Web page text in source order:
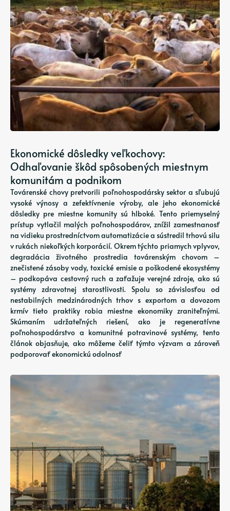
Ekonomické dôsledky veľkochovy:
Odhaľovanie škôd spôsobených miestnym
komunitám a podnikom
Továrenské chovy pretvorili poľnohospodársky sektor a sľubujú
vysoké výnosy a zefektívnenie výroby, ale jeho ekonomické
dôsledky pre miestne komunity sú hlboké. Tento priemyselný
prístup vytlačil malých poľnohospodárov, znížil zamestnanosť
na vidieku prostredníctvom automatizácie a sústredil trhovú silu
v rukách niekoľkých korporácií. Okrem týchto priamych vplyvov,
degradácia životného prostredia továrenským chovom –
znečistené zásoby vody, toxické emisie a poškodené ekosystémy
– podkopáva cestovný ruch a zaťažuje verejné zdroje, ako sú
systémy zdravotnej starostlivosti. Spolu so závislosťou od
nestabilných medzinárodných trhov s exportom a dovozom
krmív tieto praktiky robia miestne ekonomiky zraniteľnými.
Skúmaním udržateľných riešení, ako je regeneratívne
poľnohospodárstvo a komunitné potravinové systémy, tento
článok objasňuje, ako môžeme čeliť týmto výzvam a zároveň
podporovať ekonomickú odolnosť